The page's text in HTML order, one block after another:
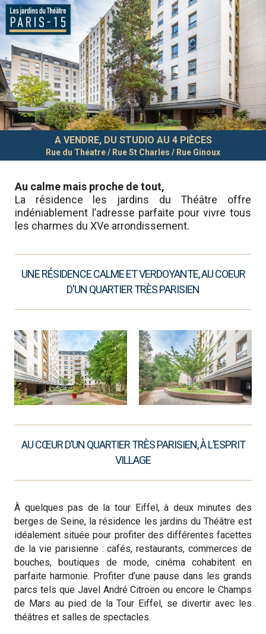
A VENDRE, DU STUDIO AU 4 PIÈCES
Rue du Théatre / Rue St Charles / Rue Ginoux
Au calme mais proche de tout,
La résidence les jardins du Théâtre offre
indéniablement l’adresse parfaite pour vivre tous
les charmes du XVe arrondissement.
UNE RÉSIDENCE CALME ET VERDOYANTE, AU COEUR
D'UN QUARTIER TRÈS PARISIEN
AU CŒUR D’UN QUARTIER TRÈS PARISIEN, À L’ESPRIT
VILLAGE
À quelques pas de la tour Eiffel, à deux minutes des
berges de Seine, la résidence les jardins du Théâtre est
idéalement située pour profiter des différentes facettes
de la vie parisienne : cafés, restaurants, commerces de
bouches, boutiques de mode, cinéma cohabitent en
parfaite harmonie. Profiter d’une pause dans les grands
parcs tels que Javel André Citroën ou encore le Champs
de Mars au pied de la Tour Eiffel, se divertir avec les
théâtres et salles de spectacles.